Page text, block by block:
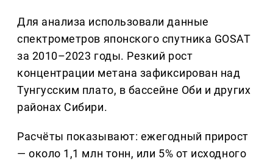
Для анализа использовали данные
спектрометров японского спутника GOSAT
за 2010–2023 годы. Резкий рост
концентрации метана зафиксирован над
Тунгусским плато, в бассейне Оби и других
районах Сибири.
Расчёты показывают: ежегодный прирост
— около 1,1 млн тонн, или 5% от исходного